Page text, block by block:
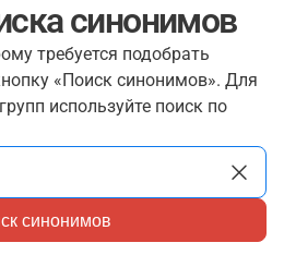
синонимов
требуется подобрать
«Поиск синонимов». Для
используйте поиск по
синонимов